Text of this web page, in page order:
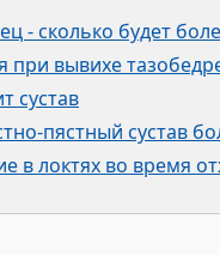
- сколько будет
вывихе
сустав
пястный сустав
в локтях во время